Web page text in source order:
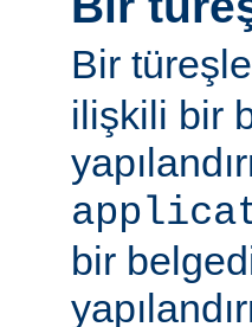
Bir
ilişkili bir
bir